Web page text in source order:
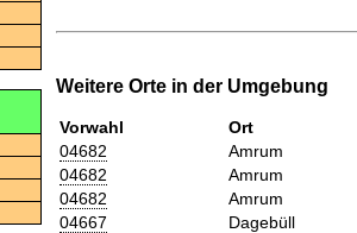
Weitere Orte in der Umgebung
Vorwahl
Ort
04682
Amrum
04682
Amrum
04682
Amrum
04667
Dagebüll